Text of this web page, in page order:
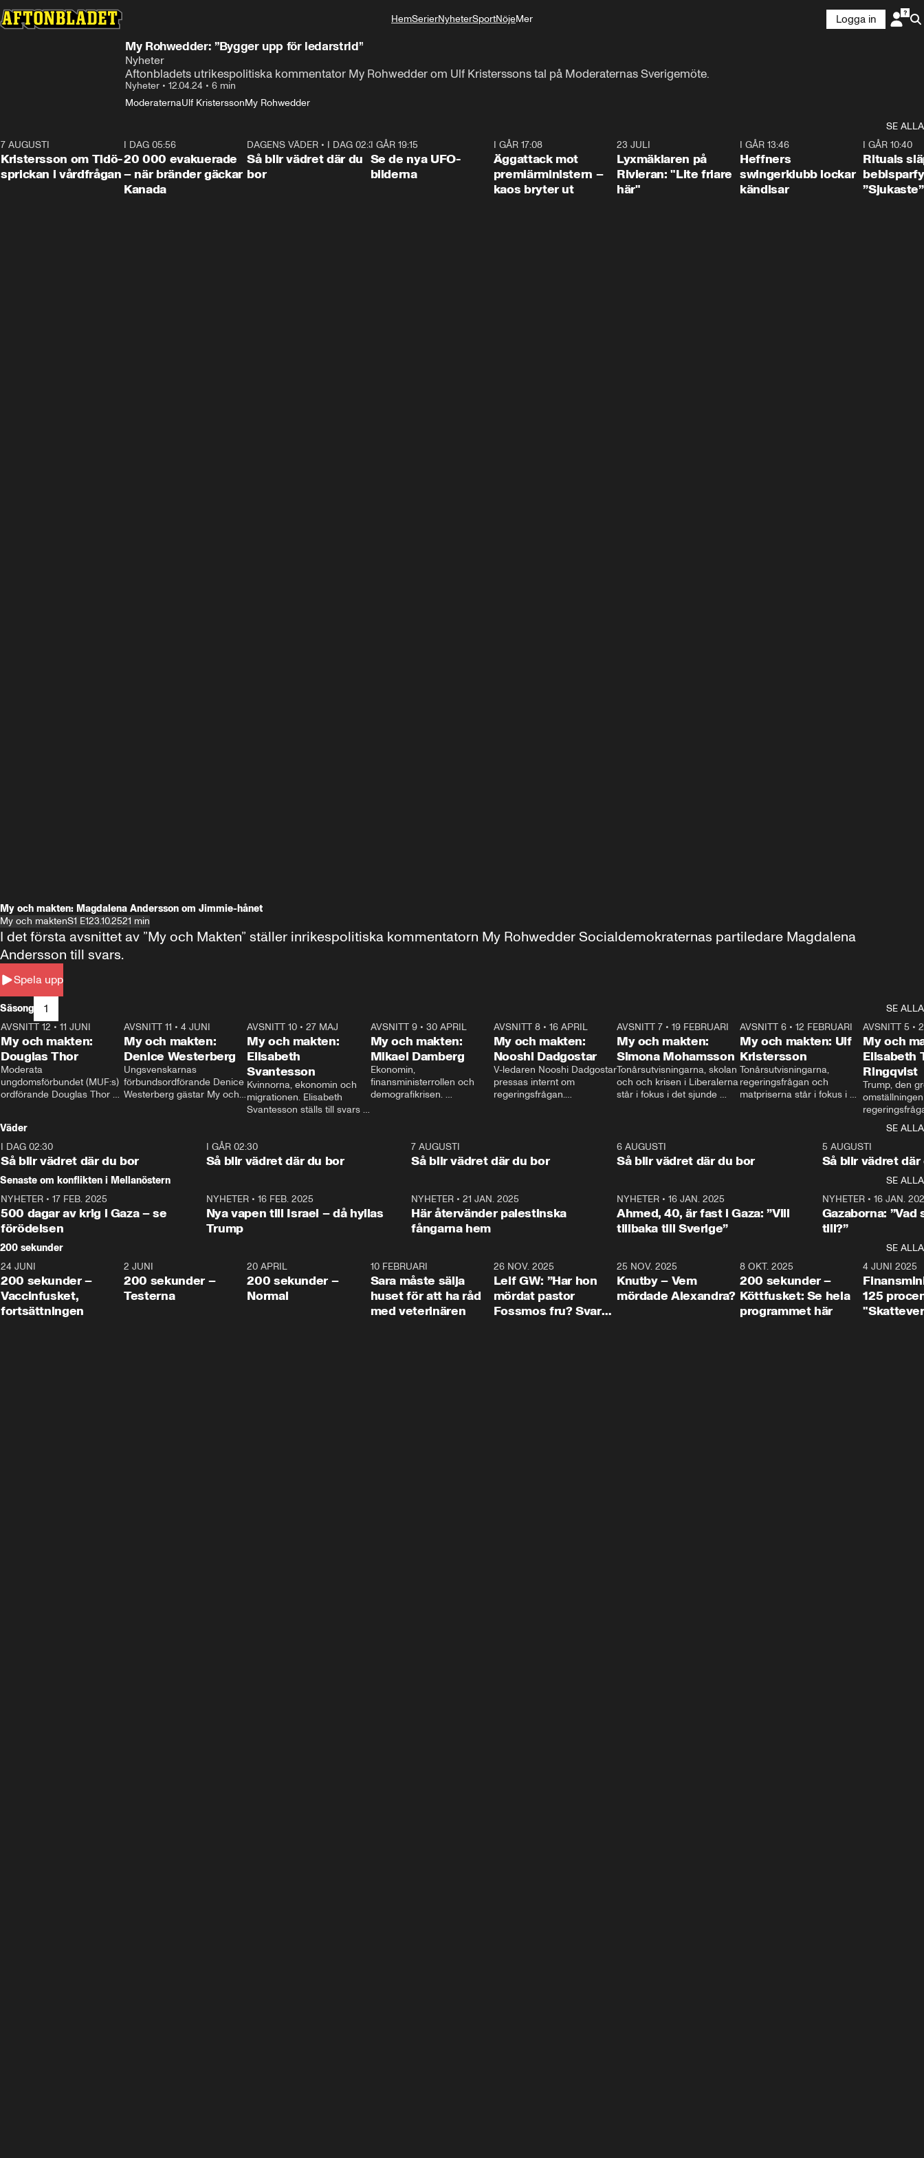
HemSerierNyheterSportNöjeMer
Logga in
My Rohwedder: ”Bygger upp för ledarstrid”
Nyheter
Aftonbladets utrikespolitiska kommentator My Rohwedder om Ulf Kristerssons tal på Moderaternas Sverigemöte.
Nyheter • 12.04.24 • 6 min
ModeraternaUlf KristerssonMy Rohwedder
SE ALLA
7 AUGUSTI
Kristersson om Tidö-
sprickan i vårdfrågan
I DAG 05:56
20 000 evakuerade
– när bränder gäckar
Kanada
1:06
DAGENS VÄDER • I DAG 02:30
Så blir vädret där du
bor
I GÅR 19:15
Se de nya UFO-
bilderna
I GÅR 17:08
Äggattack mot
premiärministern –
kaos bryter ut
23 JULI
Lyxmäklaren på
Rivieran: "Lite friare
här"
I GÅR 13:46
Heffners
swingerklubb lockar
kändisar
I GÅR 10:40
Rituals
”Sjukaste”
My och makten: Magdalena Andersson om Jimmie-hånet
My och maktenS1 E123.10.2521 min
Spela upp
I det första avsnittet av ”My och Makten” ställer inrikespolitiska kommentatorn My Rohwedder Socialdemokraternas partiledare Magdalena
Andersson till svars.
Säsong 1
SE ALLA
26:27
AVSNITT 12 • 11 JUNI
My och makten:
Douglas Thor
Moderata
ungdomsförbundet (MUF:s)
ordförande Douglas Thor
tonårsutvisningarna och hur
Moderaterna ska locka
väljare till valet i höst.
23:40
AVSNITT 11 •4 JUNI
My och makten:
Denice Westerberg
Ungsvenskarnas
förbundsordförande Denice
Westerberg gästar My och
AVSNITT 10 •27 MAJ
My och makten:
Elisabeth
Svantesson
Kvinnorna, ekonomin och
migrationen. Elisabeth
Svantesson ställs till svars
AVSNITT 9• 30 APRIL
My och makten:
Mikael Damberg
Ekonomin,
finansministerrollen och
demografikrisen.
och Makten.
AVSNITT 8• 16 APRIL
My och makten:
Nooshi Dadgostar
V-ledaren Nooshi Dadgostar
pressas internt om
regeringsfrågan.
– Vi ställer upp i val. Ska vi
vara med så sitter vi förstås
24:30
AVSNITT 7• 19 FEBRUARI
My och makten:
Simona Mohamsson
Tonårsutvisningarna, skolan
och och krisen i Liberalerna
står i fokus i det sjunde
kommentator My
Rohwedder ställer
utbildnings- och
Mohamsson till svars.
27:30
AVSNITT 6 •12 FEBRUARI
My och makten: Ulf
Kristersson
Tonårsutvisningarna,
regeringsfrågan och
matpriserna står i fokus i
Rohwedder ställer
statsminister Ulf Kristersson
AVSNITT 5 •
My och
Elisabeth
Ringqvist
Trump, den
centrum i
avsnittet av
Makten”. Se
Aftonbladets
Rohwedder
Thand Ring
Väder
SE ALLA
I DAG 02:30
Så blir vädret där du bor
1:06
I GÅR 02:30
Så blir vädret där du bor
7 AUGUSTI
Så blir vädret där du bor
6 AUGUSTI
Så blir vädret där du bor
5 AUGUSTI
Så blir vädret där
Senaste om konflikten i Mellanöstern
SE ALLA
NYHETER • 17 FEB. 2025
500 dagar av krig i Gaza – se
förödelsen
NYHETER• 16 FEB. 2025
Nya vapen till Israel – då hyllas
Trump
NYHETER •21 JAN. 2025
Här återvänder palestinska
fångarna hem
NYHETER• 16 JAN. 2025
Ahmed, 40, är fast i Gaza: ”Vill
tillbaka till Sverige”
NYHETER• 16 JAN.
Gazaborna:
till?”
200 sekunder
SE ALLA
5:00
24 JUNI
200 sekunder –
Vaccinfusket,
fortsättningen
4:23
2 JUNI
200 sekunder –
Testerna
20 APRIL
200 sekunder –
Normal
10 FEBRUARI
Sara måste sälja
huset för att ha råd
med veterinären
26 NOV. 2025
Leif GW: ”Har hon
mördat pastor
Fossmos fru? Svar
31:05
25 NOV. 2025
Knutby – Vem
mördade Alexandra?
4:29
8 OKT. 2025
200 sekunder –
Köttfusket: Se hela
programmet här
4 JUNI 2025
125